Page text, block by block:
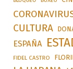
CULTURA
ESPAÑA
FIDEL CASTRO